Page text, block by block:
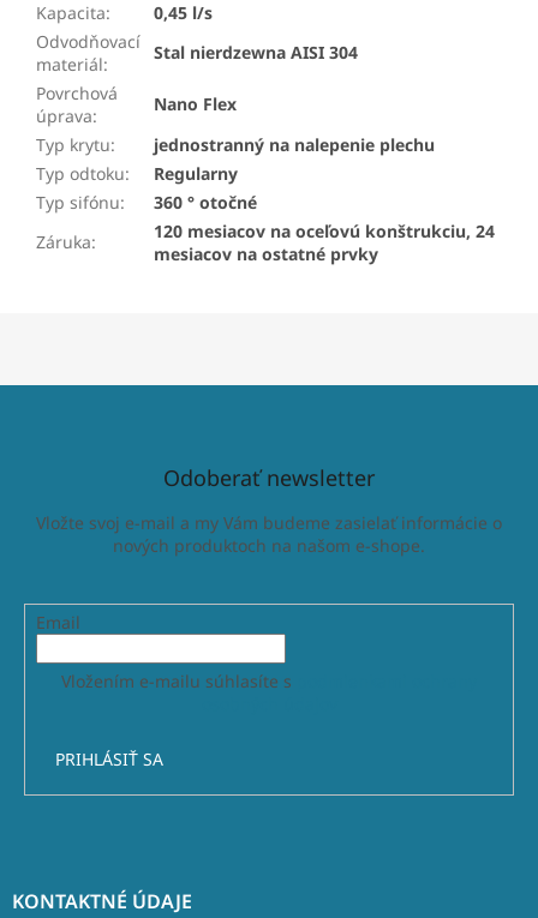
Kapacita:
0,45 l/s
Odvodňovací
materiál:
Stal nierdzewna AISI 304
Povrchová
úprava:
Nano Flex
Typ krytu:
jednostranný na nalepenie plechu
Typ odtoku:
Regularny
Typ sifónu:
360 ° otočné
Záruka:
120 mesiacov na oceľovú konštrukciu, 24
mesiacov na ostatné prvky
Odoberať newsletter
Vložte svoj e-mail a my Vám budeme zasielať informácie o
nových produktoch na našom e-shope.
Email
Vložením e-mailu súhlasíte s
PRIHLÁSIŤ SA
KONTAKTNÉ ÚDAJE